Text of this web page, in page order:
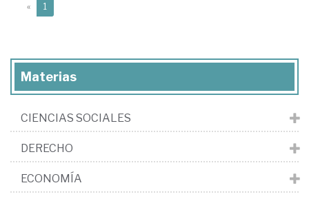
« 1
Materias
CIENCIAS SOCIALES
DERECHO
ECONOMÍA